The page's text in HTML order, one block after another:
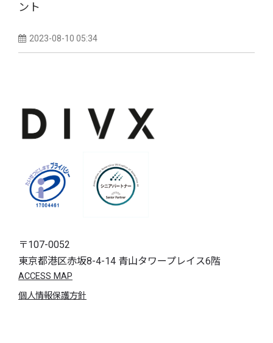
会社情報
ント
2023-08-10 05:34
〒107-0052
東京都港区赤坂8-4-14 青山タワープレイス6階
ACCESS MAP
個人情報保護方針